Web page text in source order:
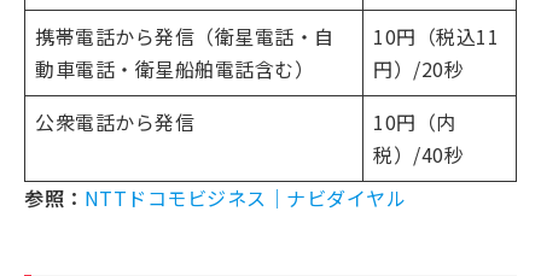
携帯電話から発信（衛星電話・自
動車電話・衛星船舶電話含む）
10円（税込11
円）/20秒
公衆電話から発信
10円（内
税）/40秒
参照： NTTドコモビジネス｜ナビダイヤル